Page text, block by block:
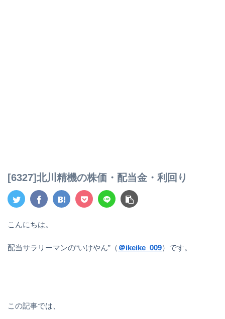
[6327]北川精機の株価・配当金・利回り
こんにちは。
配当サラリーマンの“いけやん”（ ＠ikeike_009）です。
この記事では、